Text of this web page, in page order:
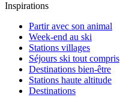
Inspirations
Partir avec son animal
Week-end au ski
Stations villages
Séjours ski tout compris
Destinations bien-être
Stations haute altitude
Destinations